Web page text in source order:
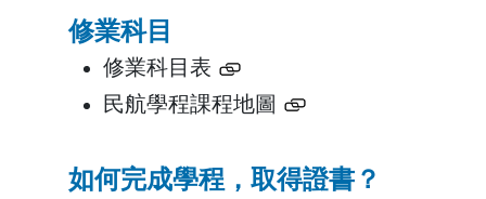
修業科目
修業科目表
民航學程課程地圖
如何完成學程，取得證書？